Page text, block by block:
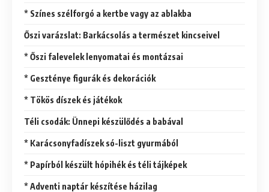
* Színes szélforgó a kertbe vagy az ablakba
Őszi varázslat: Barkácsolás a természet kincseivel
* Őszi falevelek lenyomatai és montázsai
* Geszténye figurák és dekorációk
* Tökös díszek és játékok
Téli csodák: Ünnepi készülődés a babával
* Karácsonyfadíszek só-liszt gyurmából
* Papírból készült hópihék és téli tájképek
* Adventi naptár készítése házilag